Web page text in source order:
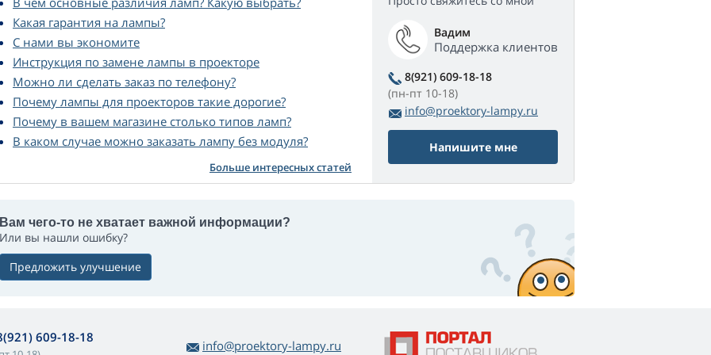
Какая гарантия на лампы?
С нами вы экономите
Инструкция по замене лампы в проекторе
Можно ли сделать заказ по телефону?
Почему лампы для проекторов такие дорогие?
Почему в вашем магазине столько типов ламп?
В каком случае можно заказать лампу без модуля?
Больше интересных статей
Вадим
Поддержка клиентов
8(921) 609-18-18
(пн-пт 10-18)
info@proektory-lampy.ru
Напишите мне
Вам чего-то не хватает важной информации?
Или вы нашли ошибку?
Предложить улучшение
609-18-18
info@proektory-lampy.ru